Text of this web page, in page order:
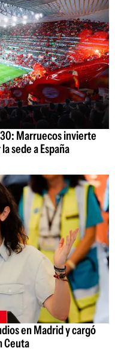
Marruecos invierte
sede a España
en Madrid y cargó
Ceuta